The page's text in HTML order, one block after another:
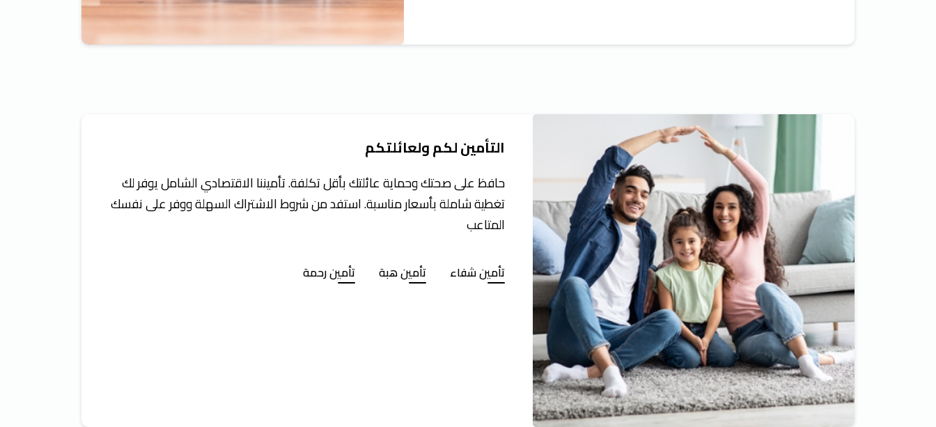
التأمين لكم ولعائلتكم
حافظ على صحتك وحماية عائلتك بأقل تكلفة. تأميننا الاقتصادي الشامل يوفر لك
تغطية شاملة بأسعار مناسبة. استفد من شروط الاشتراك السهلة ووفر على نفسك
المتاعب
تأمين شفاء تأمين هبة تأمين رحمة